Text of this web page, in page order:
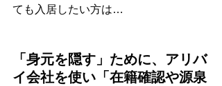
ても入居したい方は…
「身元を隠す」ために、アリバ
イ会社を使い「在籍確認や源泉